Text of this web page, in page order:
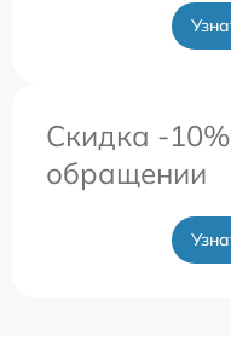
Скидка -
обращении